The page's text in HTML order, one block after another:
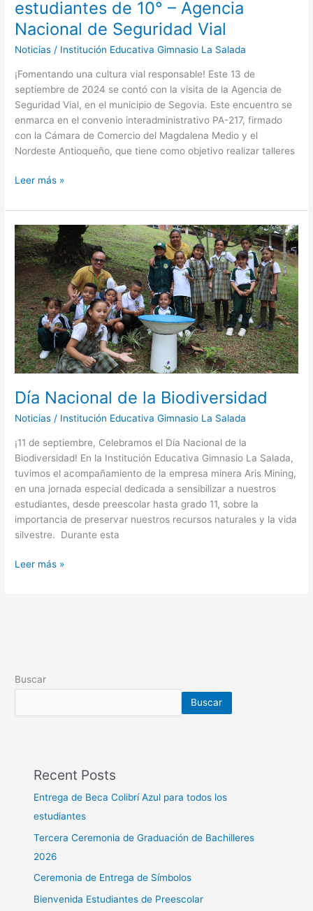
estudiantes de 10° – Agencia
Nacional de Seguridad Vial
Noticias / Institución Educativa Gimnasio La Salada
¡Fomentando una cultura vial responsable! Este 13 de
septiembre de 2024 se contó con la visita de la Agencia de
Seguridad Vial, en el municipio de Segovia. Este encuentro se
enmarca en el convenio interadministrativo PA-217, firmado
con la Cámara de Comercio del Magdalena Medio y el
Nordeste Antioqueño, que tiene como objetivo realizar talleres
Vial
Leer más »
Día Nacional de la Biodiversidad
Noticias / Institución Educativa Gimnasio La Salada
¡11 de septiembre, Celebramos el Día Nacional de la
Biodiversidad! En la Institución Educativa Gimnasio La Salada,
tuvimos el acompañamiento de la empresa minera Aris Mining,
en una jornada especial dedicada a sensibilizar a nuestros
estudiantes, desde preescolar hasta grado 11, sobre la
importancia de preservar nuestros recursos naturales y la vida
silvestre. Durante esta
Día
Nacional
de
la
Biodiversidad
Leer más »
Buscar
Buscar
Recent Posts
Entrega de Beca Colibrí Azul para todos los
estudiantes
Tercera Ceremonia de Graduación de Bachilleres
2026
Ceremonia de Entrega de Símbolos
Bienvenida Estudiantes de Preescolar